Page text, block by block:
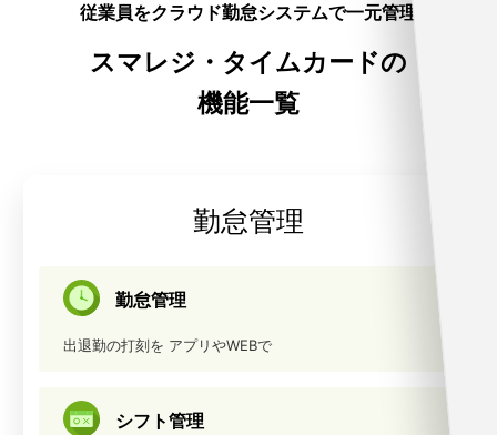
従業員をクラウド勤怠システムで一元管理
スマレジ・タイムカードの
機能一覧
勤怠管理
勤怠管理
出退勤の打刻を アプリやWEBで
シフト管理